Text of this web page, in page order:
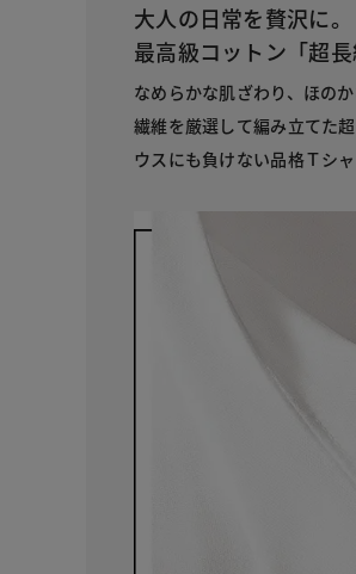
大人の日常を贅沢に。
最高級コットン「超長
なめらかな肌ざわり、ほの
繊維を厳選して編み立てた
ウスにも負けない品格Ｔシャ